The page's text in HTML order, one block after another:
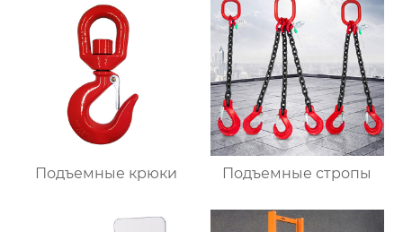
Подъемные крюки Подъемные стропы